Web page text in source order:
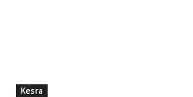
Kesra